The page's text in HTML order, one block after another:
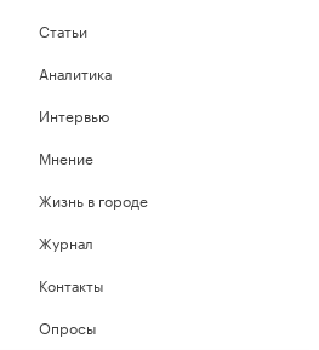
Статьи
Аналитика
Интервью
Мнение
Жизнь в городе
Журнал
Контакты
Опросы